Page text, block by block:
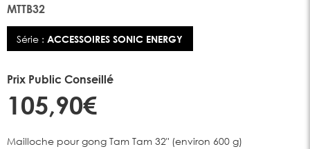
MTTB32
Série :ACCESSOIRES SONIC ENERGY
Prix Public Conseillé
105,90€
Mailloche pour gong Tam Tam 32" (environ 600 g)